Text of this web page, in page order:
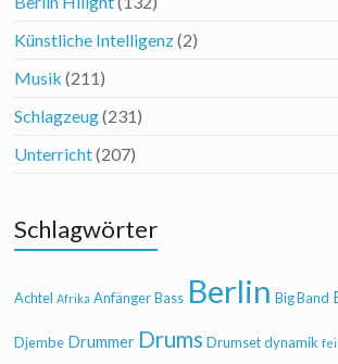
Künstliche Intelligenz(2)
Musik (211)
Schlagzeug(231)
Unterricht(207)
Schlagwörter
Achtel Afrika Anfänger Bass Berlin Big Band
Djembe Drummer Drums Drumset dynamik